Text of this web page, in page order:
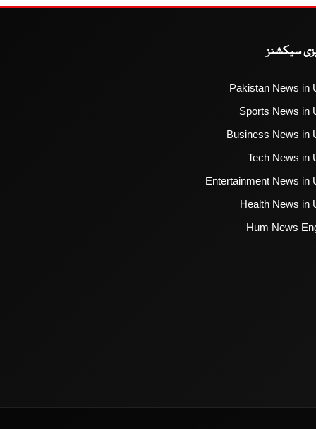
سیکشنز
Pakistan News in
Sports News in
Business News in
Tech News in
Entertainment News in
Health News in
Hum News